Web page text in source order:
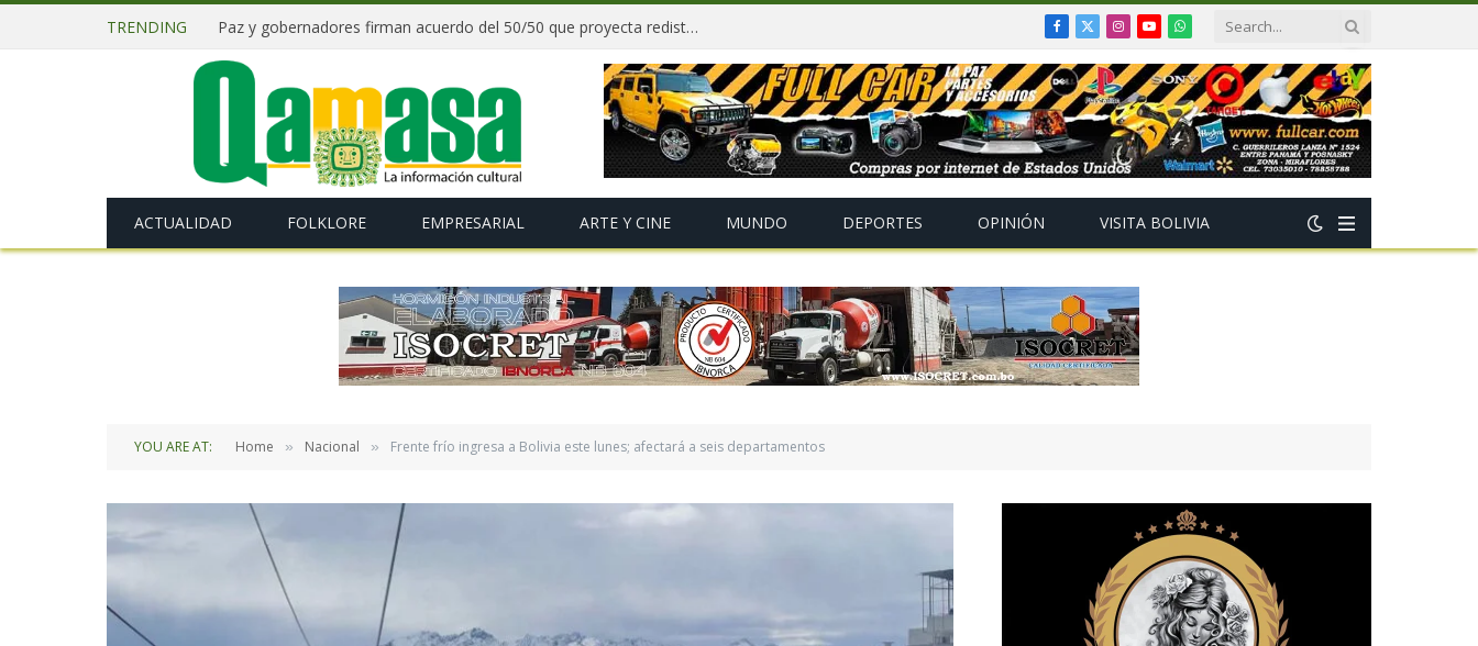
TRENDING Paz y gobernadores firman acuerdo del 50/50 que proyecta redistribuir recursos y tributos desde 2027 Facebook
X
(Twitter)
Instagram
YouTubeWhatsApp
ACTUALIDAD FOLKLORE EMPRESARIAL ARTE Y CINE MUNDO DEPORTES OPINIÓN VISITA BOLIVIA
YOU ARE AT: Home » Nacional » Frente frío ingresa a Bolivia este lunes; afectará a seis departamentos